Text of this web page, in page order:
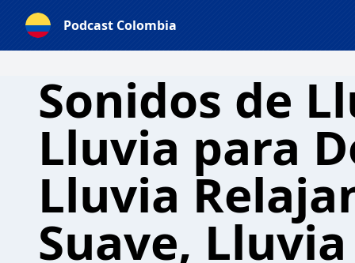
Podcast Colombia
Sonidos de
Lluvia para
Lluvia
Suave,